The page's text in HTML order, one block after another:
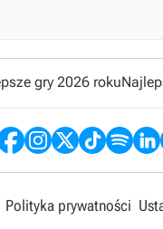
gry 2026 roku
Polityka prywatności